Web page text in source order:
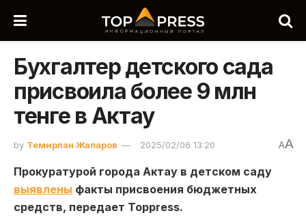
Бухгалтер детского сада
присвоила более 9 млн
тенге в Актау
by Темирлан Жапаров 2025/02/06 13:20 AA
Прокуратурой города Актау в детском саду
выявлены факты присвоения бюджетных
средств, передает Toppress.